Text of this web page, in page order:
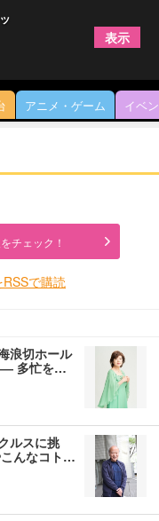
アニメ・ゲーム イベ
チェック！
で購読
浪切ホール
多忙を…
ルスに挑
んなコト…
表示